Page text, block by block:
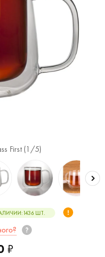
First (1 /5)
1436 ШТ.
₽